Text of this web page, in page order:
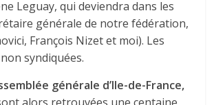
Leguay, qui deviendra dans les
générale de notre fédération,
François Nizet et moi). Les
syndiquées.
générale d’Ile-de-France,